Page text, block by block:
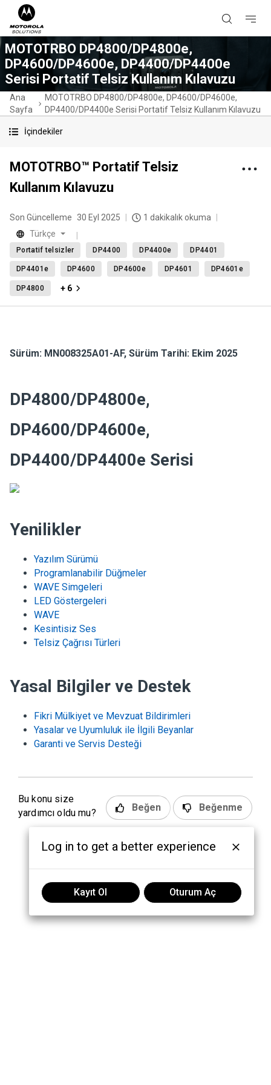
MOTOTRBO DP4800/DP4800e,
DP4600/DP4600e, DP4400/DP4400e
Serisi Portatif Telsiz Kullanım Kılavuzu
Ana
Sayfa
MOTOTRBO DP4800/DP4800e, DP4600/DP4600e,
DP4400/DP4400e Serisi Portatif Telsiz Kullanım Kılavuzu
İçindekiler
MOTOTRBO™ Portatif Telsiz
Kullanım Kılavuzu
Son Güncelleme 30 Eyl 2025
1 dakikalık okuma
Türkçe
Portatif telsizler DP4400 DP4400e DP4401
DP4401e DP4600 DP4600e DP4601 DP4601e
DP4800 + 6
Sürüm: MN008325A01-AF, Sürüm Tarihi: Ekim 2025
DP4800/DP4800e,
DP4600/DP4600e,
DP4400/DP4400e Serisi
Yenilikler
Yazılım Sürümü
Programlanabilir Düğmeler
WAVE Simgeleri
LED Göstergeleri
WAVE
Kesintisiz Ses
Telsiz Çağrısı Türleri
Yasal Bilgiler ve Destek
Fikri Mülkiyet ve Mevzuat Bildirimleri
Yasalar ve Uyumluluk ile İlgili Beyanlar
Garanti ve Servis Desteği
Bu konu size
yardımcı oldu mu?
Beğen Beğenme
Log in to get a better experience
Kayıt Ol Oturum Aç